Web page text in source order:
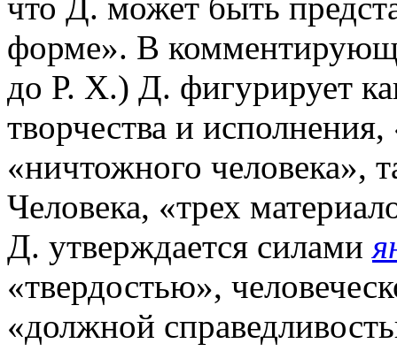
форме». В
до Р. Х.) Д. фигурирует
творчества и
«ничтожного человека»,
Человека, «трех
Д. утверждается силами
«твердостью»,
«должной